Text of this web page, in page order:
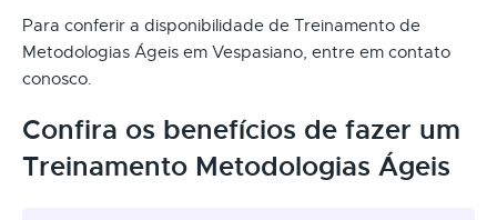
Para conferir a disponibilidade de Treinamento de
Metodologias Ágeis em Vespasiano, entre em contato
conosco.
Confira os benefícios de fazer um
Treinamento Metodologias Ágeis